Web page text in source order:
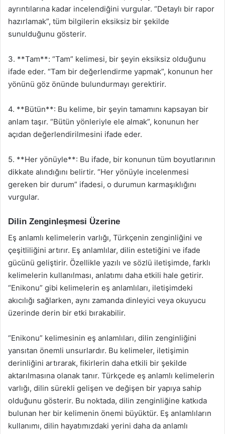
ayrıntılarına kadar incelendiğini vurgular. “Detaylı bir rapor
hazırlamak”, tüm bilgilerin eksiksiz bir şekilde
sunulduğunu gösterir.
3. **Tam**: “Tam” kelimesi, bir şeyin eksiksiz olduğunu
ifade eder. “Tam bir değerlendirme yapmak”, konunun her
yönünü göz önünde bulundurmayı gerektirir.
4. **Bütün**: Bu kelime, bir şeyin tamamını kapsayan bir
anlam taşır. “Bütün yönleriyle ele almak”, konunun her
açıdan değerlendirilmesini ifade eder.
5. **Her yönüyle**: Bu ifade, bir konunun tüm boyutlarının
dikkate alındığını belirtir. “Her yönüyle incelenmesi
gereken bir durum” ifadesi, o durumun karmaşıklığını
vurgular.
Dilin Zenginleşmesi Üzerine
Eş anlamlı kelimelerin varlığı, Türkçenin zenginliğini ve
çeşitliliğini artırır. Eş anlamlılar, dilin estetiğini ve ifade
gücünü geliştirir. Özellikle yazılı ve sözlü iletişimde, farklı
kelimelerin kullanılması, anlatımı daha etkili hale getirir.
“Enikonu” gibi kelimelerin eş anlamlıları, iletişimdeki
akıcılığı sağlarken, aynı zamanda dinleyici veya okuyucu
üzerinde derin bir etki bırakabilir.
“Enikonu” kelimesinin eş anlamlıları, dilin zenginliğini
yansıtan önemli unsurlardır. Bu kelimeler, iletişimin
derinliğini artırarak, fikirlerin daha etkili bir şekilde
aktarılmasına olanak tanır. Türkçede eş anlamlı kelimelerin
varlığı, dilin sürekli gelişen ve değişen bir yapıya sahip
olduğunu gösterir. Bu noktada, dilin zenginliğine katkıda
bulunan her bir kelimenin önemi büyüktür. Eş anlamlıların
kullanımı, dilin hayatımızdaki yerini daha da anlamlı